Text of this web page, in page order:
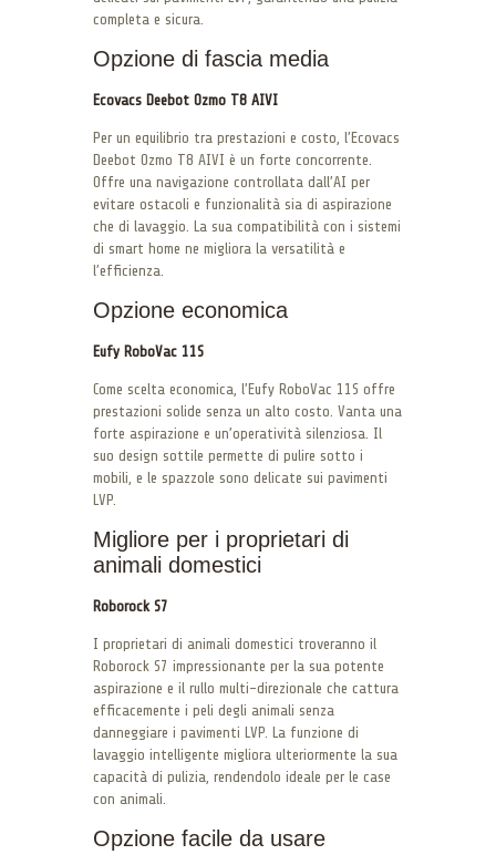
completa e sicura.
Opzione di fascia media
Ecovacs Deebot Ozmo T8 AIVI
Per un equilibrio tra prestazioni e costo, l’Ecovacs
Deebot Ozmo T8 AIVI è un forte concorrente.
Offre una navigazione controllata dall’AI per
evitare ostacoli e funzionalità sia di aspirazione
che di lavaggio. La sua compatibilità con i sistemi
di smart home ne migliora la versatilità e
l’efficienza.
Opzione economica
Eufy RoboVac 11S
Come scelta economica, l’Eufy RoboVac 11S offre
prestazioni solide senza un alto costo. Vanta una
forte aspirazione e un’operatività silenziosa. Il
suo design sottile permette di pulire sotto i
mobili, e le spazzole sono delicate sui pavimenti
LVP.
Migliore per i proprietari di
animali domestici
Roborock S7
I proprietari di animali domestici troveranno il
Roborock S7 impressionante per la sua potente
aspirazione e il rullo multi-direzionale che cattura
efficacemente i peli degli animali senza
danneggiare i pavimenti LVP. La funzione di
lavaggio intelligente migliora ulteriormente la sua
capacità di pulizia, rendendolo ideale per le case
con animali.
Opzione facile da usare